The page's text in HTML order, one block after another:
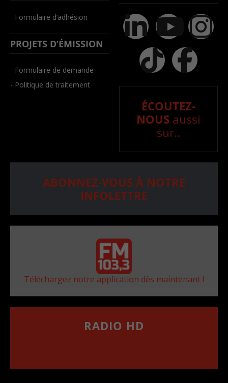
- Formulaire d’adhésion
PROJETS D’ÉMISSION
- Formulaire de demande
- Politique de traitement
ÉCOUTEZ-
NOUS aussi
sur..
ABONNEZ-VOUS À NOTRE
INFOLETTRE
Téléchargez notre application dès maintenant !
RADIO HD